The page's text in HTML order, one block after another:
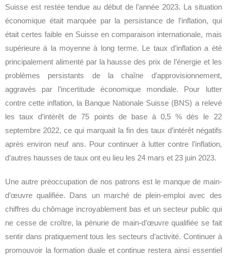
Suisse est restée tendue au début de l’année 2023. La situation
économique était marquée par la persistance de l’inflation, qui
était certes faible en Suisse en comparaison internationale, mais
supérieure à la moyenne à long terme. Le taux d’inflation a été
principalement alimenté par la hausse des prix de l’énergie et les
problèmes persistants de la chaîne d’approvisionnement,
aggravés par l’incertitude économique mondiale. Pour lutter
contre cette inflation, la Banque Nationale Suisse (BNS) a relevé
les taux d’intérêt de 75 points de base à 0,5 % dès le 22
septembre 2022, ce qui marquait la fin des taux d’intérêt négatifs
après environ neuf ans. Pour continuer à lutter contre l’inflation,
d’autres hausses de taux ont eu lieu les 24 mars et 23 juin 2023.
Une autre préoccupation de nos patrons est le manque de main-
d’œuvre qualifiée. Dans un marché de plein-emploi avec des
chiffres du chômage incroyablement bas et un secteur public qui
ne cesse de croître, la pénurie de main-d’œuvre qualifiée se fait
sentir dans pratiquement tous les secteurs d’activité. Continuer à
promouvoir la formation duale et continue restera ainsi essentiel